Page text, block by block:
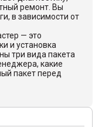
ремонт. Вы
в зависимости от
— это
и установка
три вида пакета
какие
пакет перед